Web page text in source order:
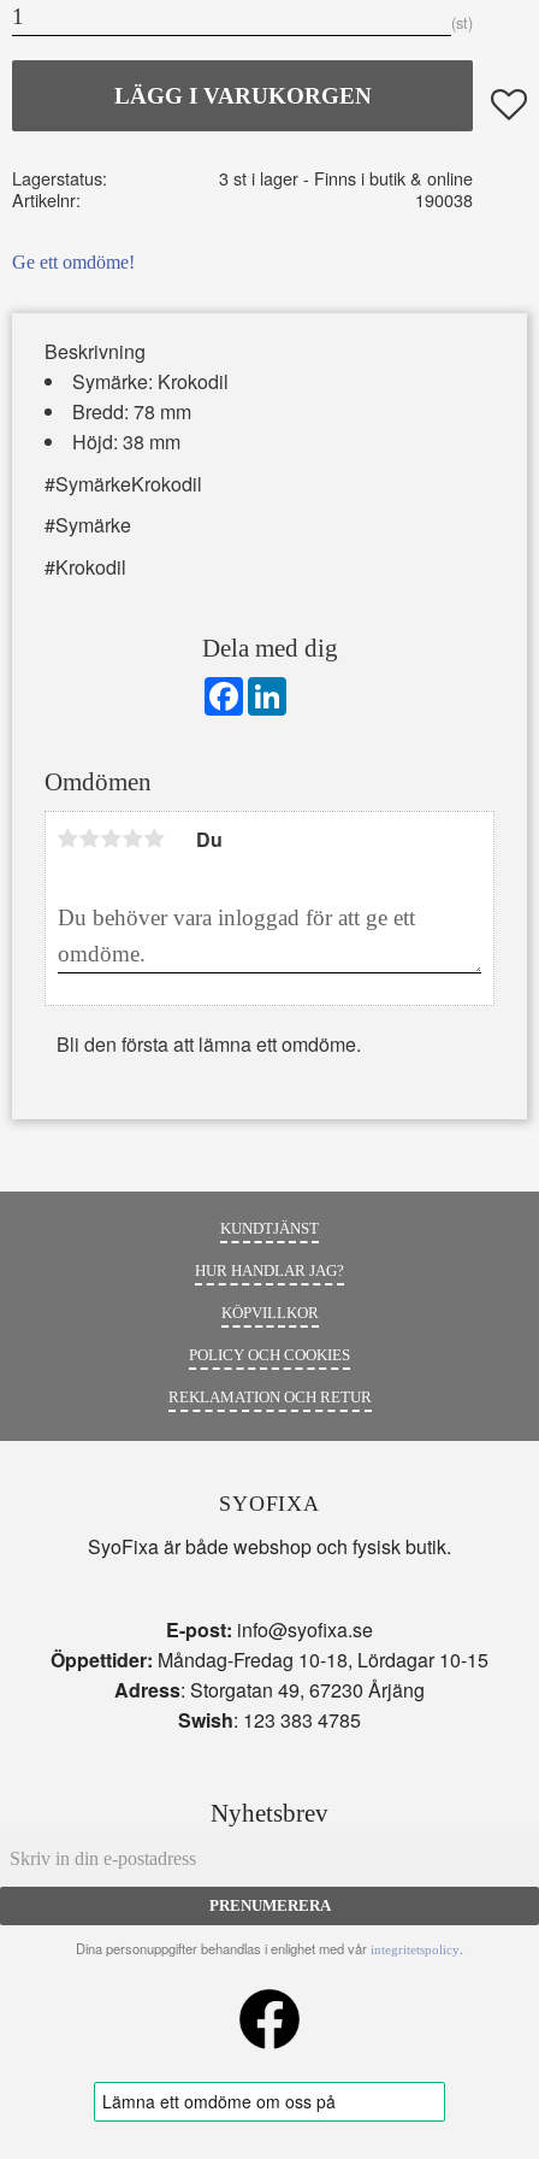
st
Lägg
Lagerstatus
3 st i lager
Artikelnr
190038
Ge ett omdöme!
Beskrivning
Symärke: Krokodil
Bredd: 78 mm
Höjd: 38 mm
#SymärkeKrokodil
#Symärke
#Krokodil
Dela med dig
F
L
Omdömen
Du
Bli den första att lämna ett omdöme.
KUNDTJÄNST
HUR HANDLAR JAG?
KÖPVILLKOR
POLICY OCH COOKIES
REKLAMATION OCH RETUR
SYOFIXA
SyoFixa är både webshop och fysisk butik.
E-post: info@syofixa.se
Öppettider: Måndag-Fredag 10-18, Lördagar 10-15
Adress: Storgatan 49, 67230 Årjäng
Swish: 123 383 4785
Nyhetsbrev
PRENUMERERA
Dina personuppgifter behandlas i enlighet med vår integritetspolicy